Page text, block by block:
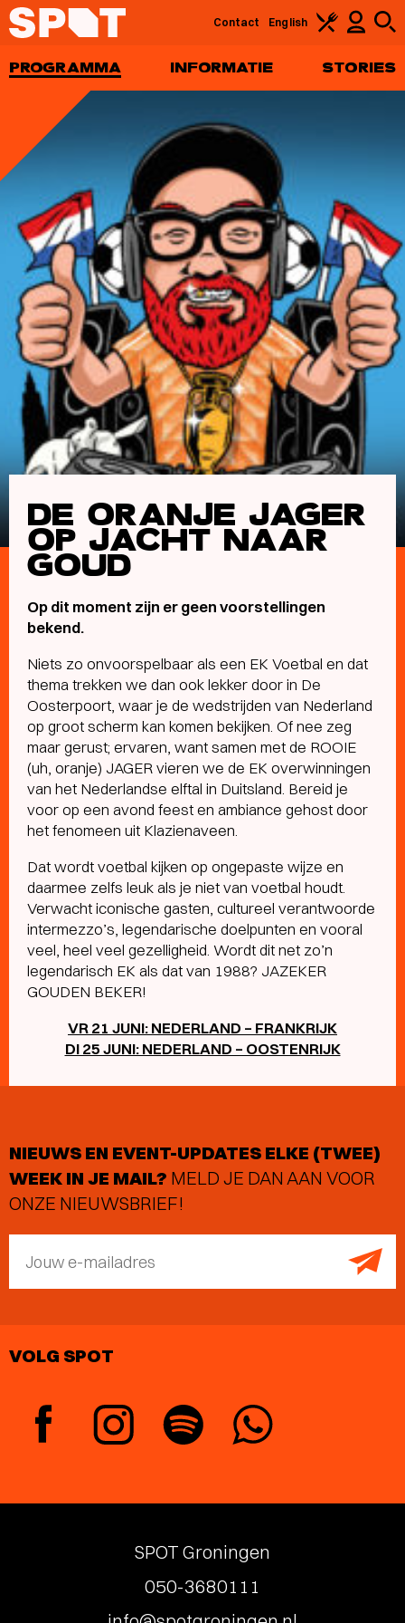
PROGRAMMA INFORMATIE STORIES
Contact English
DE ORANJE JAGER
OP JACHT NAAR
GOUD
Op dit moment zijn er geen voorstellingen
bekend.
Niets zo onvoorspelbaar als een EK Voetbal en dat
thema trekken we dan ook lekker door in De
Oosterpoort, waar je de wedstrijden van Nederland
op groot scherm kan komen bekijken. Of nee zeg
maar gerust; ervaren, want samen met de ROOIE
(uh, oranje) JAGER vieren we de EK overwinningen
van het Nederlandse elftal in Duitsland. Bereid je
voor op een avond feest en ambiance gehost door
het fenomeen uit Klazienaveen.
Dat wordt voetbal kijken op ongepaste wijze en
daarmee zelfs leuk als je niet van voetbal houdt.
Verwacht iconische gasten, cultureel verantwoorde
intermezzo’s, legendarische doelpunten en vooral
veel, heel veel gezelligheid. Wordt dit net zo’n
legendarisch EK als dat van 1988? JAZEKER
GOUDEN BEKER!
VR 21 JUNI: NEDERLAND – FRANKRIJK
DI 25 JUNI: NEDERLAND – OOSTENRIJK
NIEUWS EN EVENT-UPDATES ELKE (TWEE)
WEEK IN JE MAIL? MELD JE DAN AAN VOOR
ONZE NIEUWSBRIEF!
Jouw e-mailadres
VOLG SPOT
SPOT Groningen
050-3680111